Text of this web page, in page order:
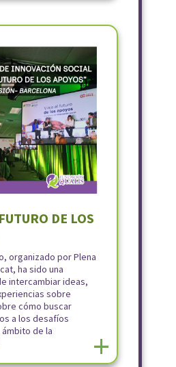
DE LOS
organizado por Plena
ha sido una
intercambiar ideas,
sobre
cómo buscar
a los desafíos
de la
+